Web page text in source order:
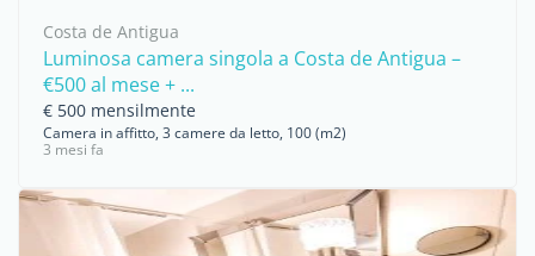
Costa de Antigua
Luminosa camera singola a Costa de Antigua –
€500 al mese + ...
€ 500 mensilmente
Camera in affitto, 3 camere da letto, 100 (m2)
3 mesi fa